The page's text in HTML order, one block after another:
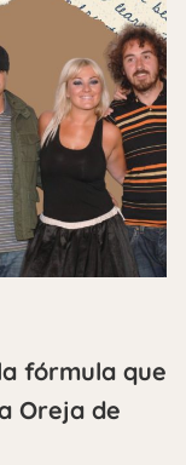
fórmula que
Oreja de